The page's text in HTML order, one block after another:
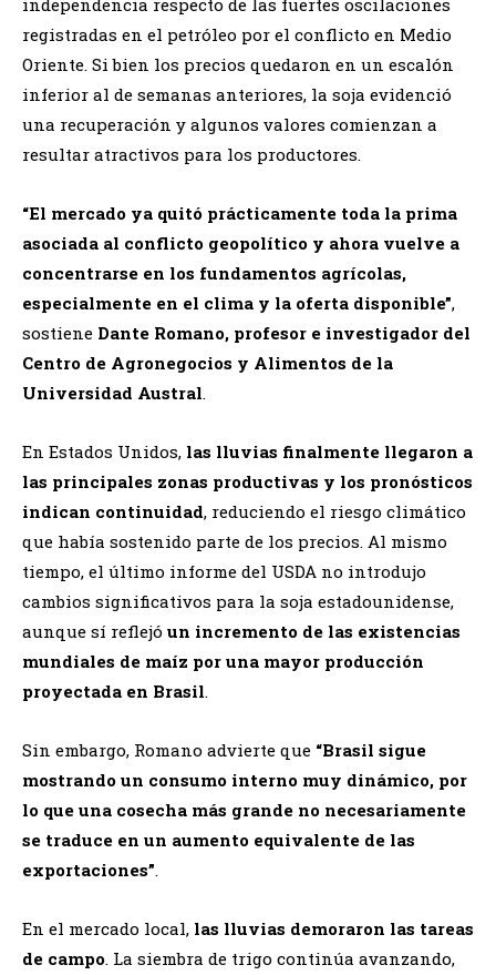
registradas en el petróleo por el conflicto en Medio
Oriente. Si bien los precios quedaron en un escalón
inferior al de semanas anteriores, la soja evidenció
una recuperación y algunos valores comienzan a
resultar atractivos para los productores.
“El mercado ya quitó prácticamente toda la prima
asociada al conflicto geopolítico y ahora vuelve a
concentrarse en los fundamentos agrícolas,
especialmente en el clima y la oferta disponible”,
sostiene Dante Romano, profesor e investigador del
Centro de Agronegocios y Alimentos de la
Universidad Austral.
En Estados Unidos, las lluvias finalmente llegaron a
las principales zonas productivas y los pronósticos
indican continuidad, reduciendo el riesgo climático
que había sostenido parte de los precios. Al mismo
tiempo, el último informe del USDA no introdujo
cambios significativos para la soja estadounidense,
aunque sí reflejó un incremento de las existencias
mundiales de maíz por una mayor producción
proyectada en Brasil.
Sin embargo, Romano advierte que “Brasil sigue
mostrando un consumo interno muy dinámico, por
lo que una cosecha más grande no necesariamente
se traduce en un aumento equivalente de las
exportaciones”.
En el mercado local, las lluvias demoraron las tareas
de campo. La siembra de trigo continúa avanzando,